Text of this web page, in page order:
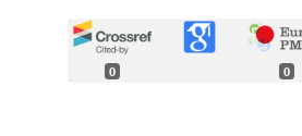
0 0